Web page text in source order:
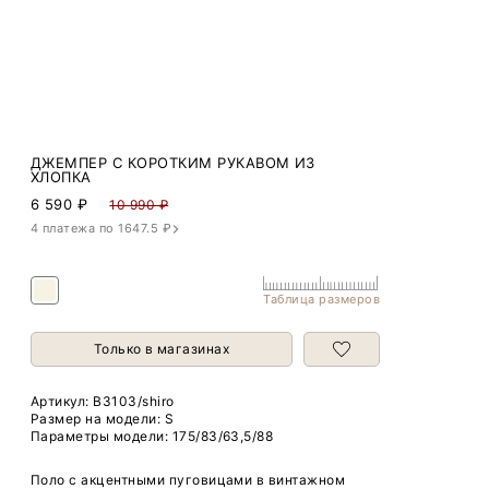
ДЖЕМПЕР С КОРОТКИМ РУКАВОМ ИЗ
ХЛОПКА
6 590 ₽ 10 990 ₽
4 платежа по 1647.5 ₽
Таблица размеров
Только в магазинах
Артикул: B3103/shiro
Размер на модели: S
Параметры модели: 175/83/63,5/88
Поло с акцентными пуговицами в винтажном